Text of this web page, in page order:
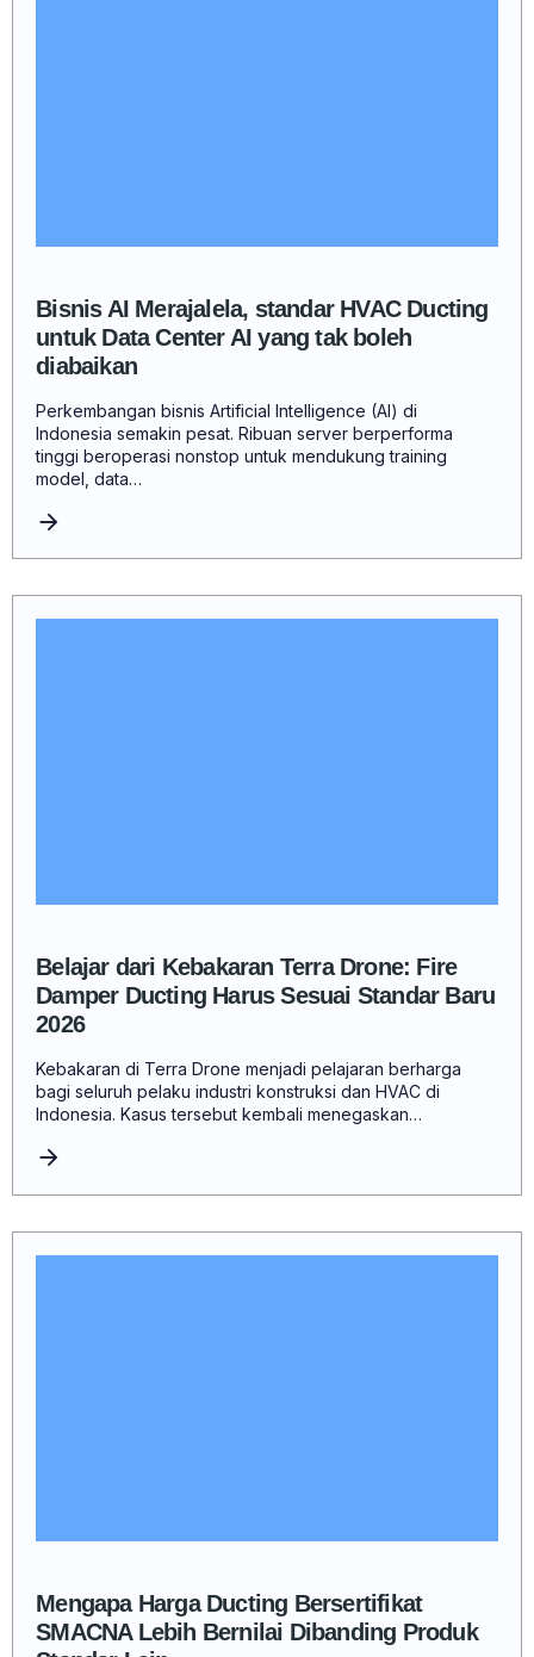
Bisnis AI Merajalela, standar HVAC Ducting
untuk Data Center AI yang tak boleh
diabaikan
Perkembangan bisnis Artificial Intelligence (AI) di
Indonesia semakin pesat. Ribuan server berperforma
tinggi beroperasi nonstop untuk mendukung training
model, data…
Belajar dari Kebakaran Terra Drone: Fire
Damper Ducting Harus Sesuai Standar Baru
2026
Kebakaran di Terra Drone menjadi pelajaran berharga
bagi seluruh pelaku industri konstruksi dan HVAC di
Indonesia. Kasus tersebut kembali menegaskan…
Mengapa Harga Ducting Bersertifikat
SMACNA Lebih Bernilai Dibanding Produk